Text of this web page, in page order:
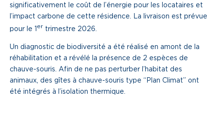
significativement le coût de l’énergie pour les locataires et
l’impact carbone de cette résidence. La livraison est prévue
pour le 1er trimestre 2026.
Un diagnostic de biodiversité a été réalisé en amont de la
réhabilitation et a révélé la présence de 2 espèces de
chauve-souris. Afin de ne pas perturber l’habitat des
animaux, des gîtes à chauve-souris type “Plan Climat” ont
été intégrés à l’isolation thermique.